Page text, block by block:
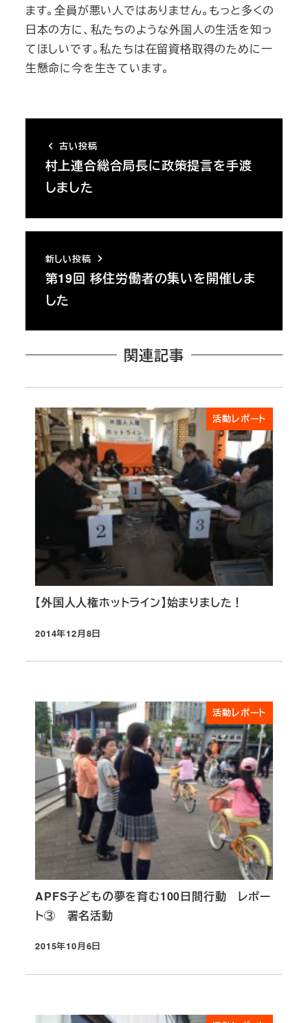
ます。全員が悪い人ではありません。もっと多くの
日本の方に、私たちのような外国人の生活を知っ
てほしいです。私たちは在留資格取得のために一
生懸命に今を生きています。
古い投稿
村上連合総合局長に政策提言を手渡
しました
新しい投稿
第19回 移住労働者の集いを開催しま
した
関連記事
活動レポート
【外国人人権ホットライン】始まりました！
投稿日
2014年12月8日
活動レポート
APFS子どもの夢を育む100日間行動 レポー
ト③ 署名活動
投稿日
2015年10月6日